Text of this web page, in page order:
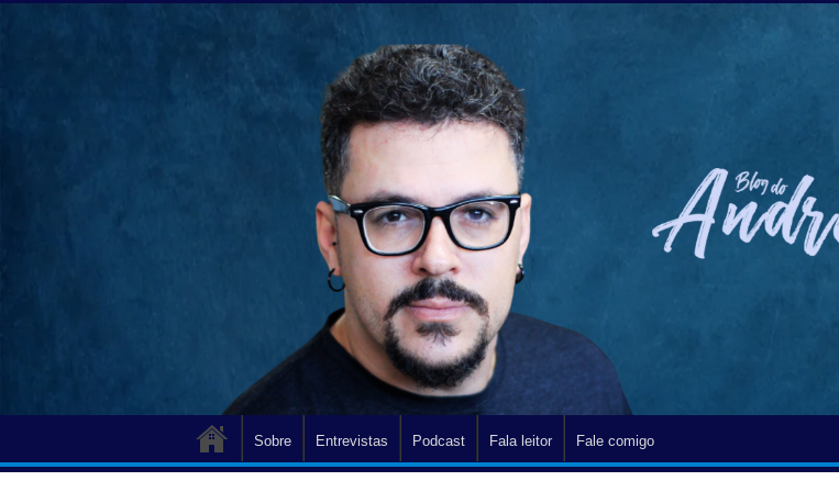
Sobre Entrevistas Podcast Fala leitor Fale comigo